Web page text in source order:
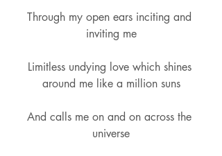
Through my open ears inciting and
inviting me
Limitless undying love which shines
around me like a million suns
And calls me on and on across the
universe